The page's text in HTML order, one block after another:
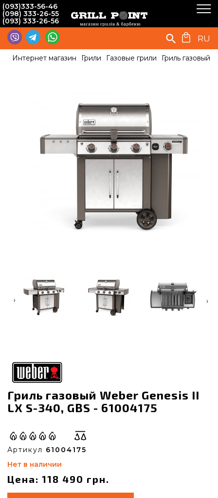
(093)333-56-46
(098) 333-26-55
(093) 333-26-56
RU
Интернет магазин Грили Газовые грили Гриль газовый
‹ ›
Гриль газовый Weber Genesis II
LX S-340, GBS - 61004175
Артикул 61004175
Нет в наличии
Цена: 118 490 грн.